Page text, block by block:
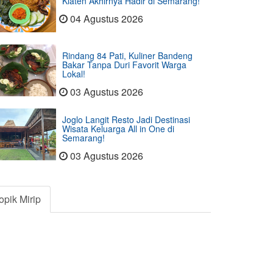
04 Agustus 2026
Rindang 84 Pati, Kuliner Bandeng
Bakar Tanpa Duri Favorit Warga
Lokal!
03 Agustus 2026
Joglo Langit Resto Jadi Destinasi
Wisata Keluarga All in One di
Semarang!
03 Agustus 2026
Mirip